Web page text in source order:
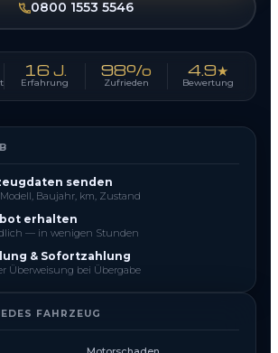
0800 1553 5546
16 J.
Erfahrung
98%
Zufrieden
4.9★
Bewertung
senden
Modell, Baujahr, km, Zustand
erhalten
— in wenigen Stunden
& Sofortzahlung
Überweisung bei Übergabe
FAHRZEUG